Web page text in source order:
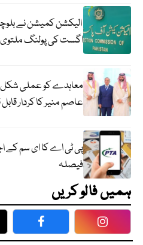
اگست کی پولنگ
معاہدے کو عملی شکل
عاصم منیر کا کردار
پی ٹی اے کا ای سم کے
فیصلہ
ہمیں فالو کریں
Facebook